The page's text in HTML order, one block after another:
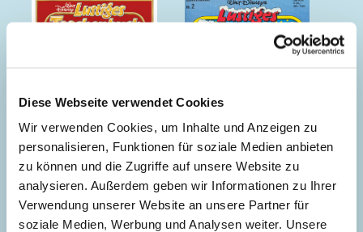
Diese Webseite verwendet Cookies
Wir verwenden Cookies, um Inhalte und Anzeigen zu
personalisieren, Funktionen für soziale Medien anbieten
zu können und die Zugriffe auf unsere Website zu
analysieren. Außerdem geben wir Informationen zu Ihrer
Verwendung unserer Website an unsere Partner für
soziale Medien, Werbung und Analysen weiter. Unsere
80 Jahre Donald
Duck - Band 2
Weihnachtsgeschichten